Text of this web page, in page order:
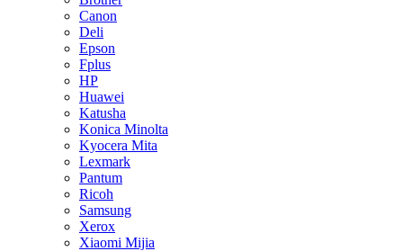
Canon
Deli
Epson
Fplus
HP
Huawei
Katusha
Konica Minolta
Kyocera Mita
Lexmark
Pantum
Ricoh
Samsung
Xerox
Xiaomi Mijia